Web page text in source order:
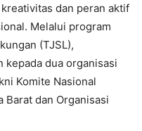
dan peran aktif
Melalui program
(TJSL),
kepada dua organisasi
Komite Nasional
Barat dan Organisasi